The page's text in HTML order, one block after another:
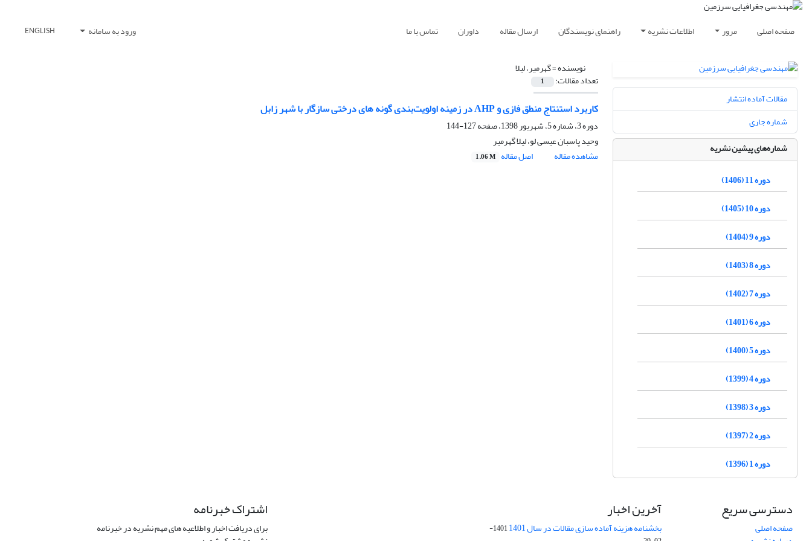
صفحه اصلی مرور اطلاعات نشریه راهنمای نویسندگان ارسال مقاله داوران تماس با ما ورود به سامانه ENGLISH
نویسنده =گهرمیر، لیلا
تعداد مقالات: 1
کاربرد استنتاج منطق فازی و AHP در زمینه اولویت‌بندی گونه های درختی سازگار با شهر زابل
دوره 3، شماره 5، شهریور 1398، صفحه
127-144
وحید پاسبان عیسی لو، لیلا گهرمیر
مشاهده مقاله
اصل مقاله 1.06 M
مقالات آماده انتشار
شماره جاری
شماره‌های پیشین نشریه
دوره 11 (1406)
دوره 10 (1405)
دوره 9 (1404)
دوره 8 (1403)
دوره 7 (1402)
دوره 6 (1401)
دوره 5 (1400)
دوره 4 (1399)
دوره 3 (1398)
دوره 2 (1397)
دوره 1 (1396)
دسترسی سریع
صفحه اصلی
آخرین اخبار
بخشنامه هزینه آماده سازی مقالات در سال 1401
1401-
اشتراک خبرنامه
برای دریافت اخبار و اطلاعیه های مهم نشریه در خبرنامه